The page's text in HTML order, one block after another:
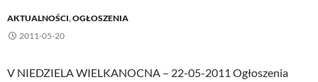
AKTUALNOŚCI,OGŁOSZENIA
2011-05-20
V NIEDZIELA WIELKANOCNA – 22-05-2011 Ogłoszenia